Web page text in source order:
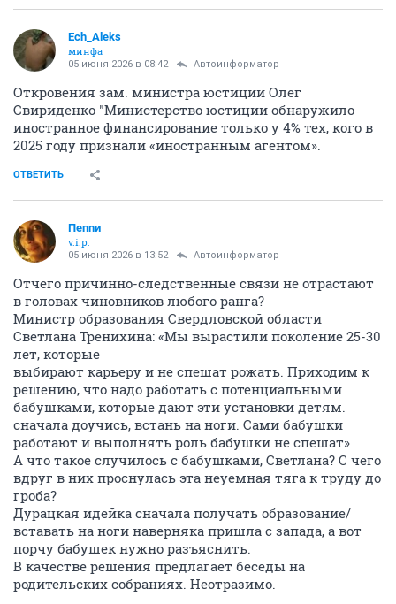
Ech_Aleks
минфа
05 июня 2026 в 08:42 Автоинформатор
Откровения зам. министра юстиции Олег
Свириденко "Министерство юстиции обнаружило
иностранное финансирование только у 4% тех, кого в
2025 году признали «иностранным агентом».
ОТВЕТИТЬ
Пепnи
v.i.p.
05 июня 2026 в 13:52 Автоинформатор
Отчего причинно-следственные связи не отрастают
в головах чиновников любого ранга?
Министр образования Свердловской области
Светлана Тренихина: «Мы вырастили поколение 25-30
лет, которые
выбирают карьеру и не спешат рожать. Приходим к
решению, что надо работать с потенциальными
бабушками, которые дают эти установки детям.
сначала доучись, встань на ноги. Сами бабушки
работают и выполнять роль бабушки не спешат»
А что такое случилось с бабушками, Светлана? С чего
вдруг в них проснулась эта неуемная тяга к труду до
гроба?
Дурацкая идейка сначала получать образование/
вставать на ноги наверняка пришла с запада, а вот
порчу бабушек нужно разъяснить.
В качестве решения предлагает беседы на
родительских собраниях. Неотразимо.